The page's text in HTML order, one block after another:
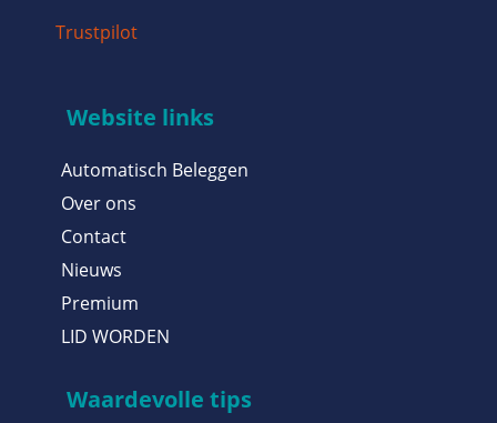
Trustpilot
Website links
Automatisch Beleggen
Over ons
Contact
Nieuws
Premium
LID WORDEN
Waardevolle tips